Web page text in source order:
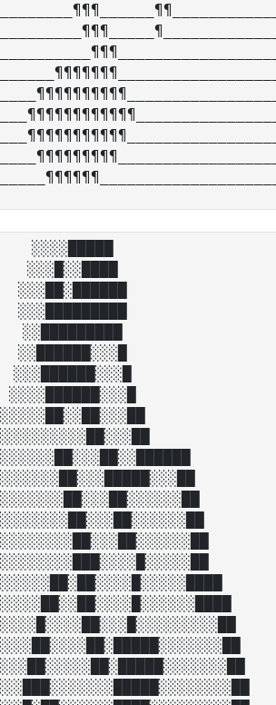
░░░░█████
░░░█░░████
░░░██░██████
░░░█████████
░░█████████
░░██████░░░█
░░░██████░░░█
░░░░██████░░░█
░░░░░██░░██░░░██